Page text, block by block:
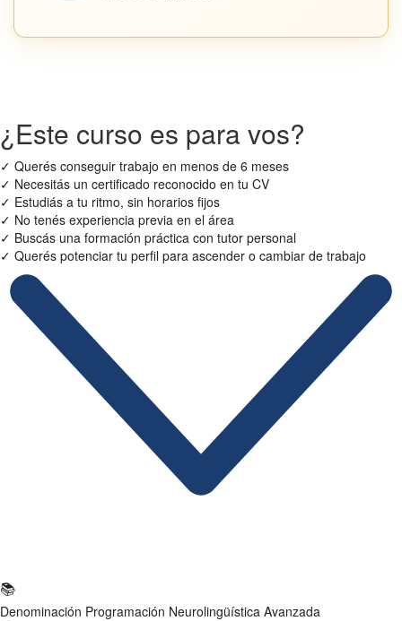
¿Este curso es para vos?
✓ Querés conseguir trabajo en menos de 6 meses
✓ Necesitás un certificado reconocido en tu CV
✓ Estudiás a tu ritmo, sin horarios fijos
✓ No tenés experiencia previa en el área
✓ Buscás una formación práctica con tutor personal
✓ Querés potenciar tu perfil para ascender o cambiar de trabajo
📚
Denominación Programación Neurolingüística Avanzada